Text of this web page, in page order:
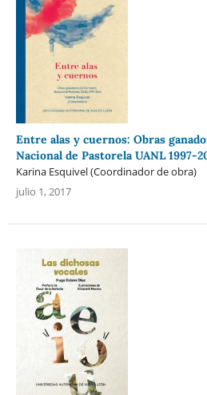
Entre alas y cuernos: Obras
Nacional de Pastorela UANL 1997-
Karina Esquivel (Coordinador de obra)
julio 1, 2017